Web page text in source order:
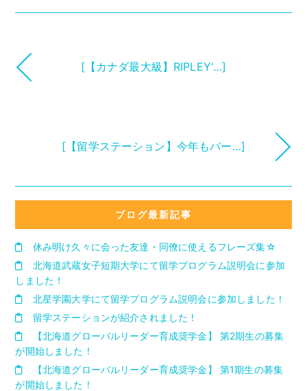
[【カナダ最大級】RIPLEY'…]
[【留学ステーション】今年もバー…]
ブログ最新記事
休み明け久々に会った友達・同僚に使えるフレーズ集☆
北海道武蔵女子短期大学にて留学プログラム説明会に参加
しました！
北星学園大学にて留学プログラム説明会に参加しました！
留学ステーションが紹介されました！
【北海道グローバルリーダー育成奨学金】 第2期生の募集
が開始しました！
【北海道グローバルリーダー育成奨学金】 第1期生の募集
が開始しました！